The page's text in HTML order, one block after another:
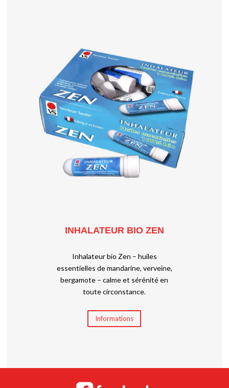
INHALATEUR BIO ZEN
Inhalateur bio Zen – huiles
essentielles de mandarine, verveine,
bergamote – calme et sérénité en
toute circonstance.
Informations